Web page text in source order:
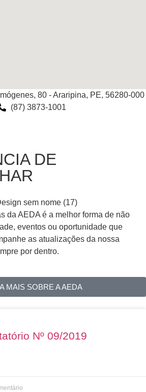
80 - Araripina, PE, 56280-000
(87) 3873-1001
DE
da AEDA é a melhor forma de não
eventos ou oportunidade que
as atualizações da nossa
por dentro.
MAIS SOBRE A AEDA
Nº 09/2019